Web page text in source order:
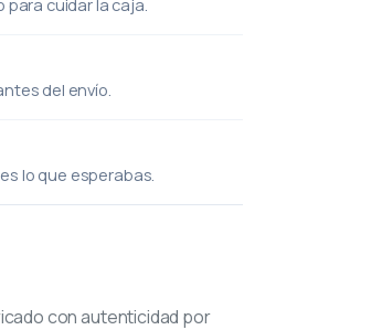
del envío.
lo que esperabas.
con autenticidad por